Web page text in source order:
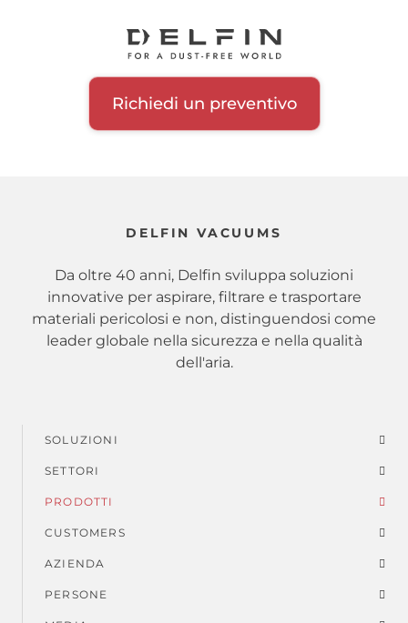
Richiedi un preventivo
DELFIN VACUUMS
Da oltre 40 anni, Delfin sviluppa soluzioni
innovative per aspirare, filtrare e trasportare
materiali pericolosi e non, distinguendosi come
leader globale nella sicurezza e nella qualità
dell'aria.
Menu
di
piè
di
pagina
SOLUZIONI
SETTORI
PRODOTTI
CUSTOMERS
AZIENDA
PERSONE